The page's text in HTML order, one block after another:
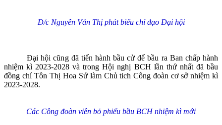
Đ/c Nguyễn Văn Thị phát biểu chỉ đạo Đại hội
Đại hội cũng đã tiến hành bầu cử để bầu ra Ban chấp hành
nhiệm kì 2023-2028 và trong Hội nghị BCH lần thứ nhất đã bầu
đồng chí Tôn Thị Hoa Sứ làm Chủ tich Công đoàn cơ sở nhiệm kì
2023-2028.
Các Công đoàn viên bỏ phiếu bầu BCH nhiệm kì mới